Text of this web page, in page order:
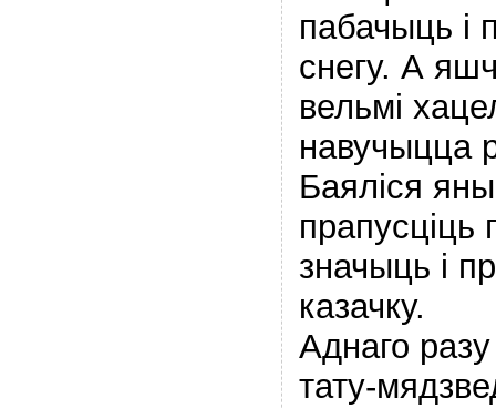
пабачыць і
снегу. А
вельмі
навучыцца
Баяліся
значыць і
казачку.
Аднаго
тату-